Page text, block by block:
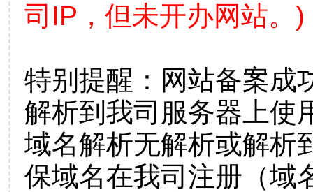
司IP，但未开办网站。)
特别提醒：网站备案成
解析到我司服务器上使
域名解析无解析或解析
保域名在我司注册（域